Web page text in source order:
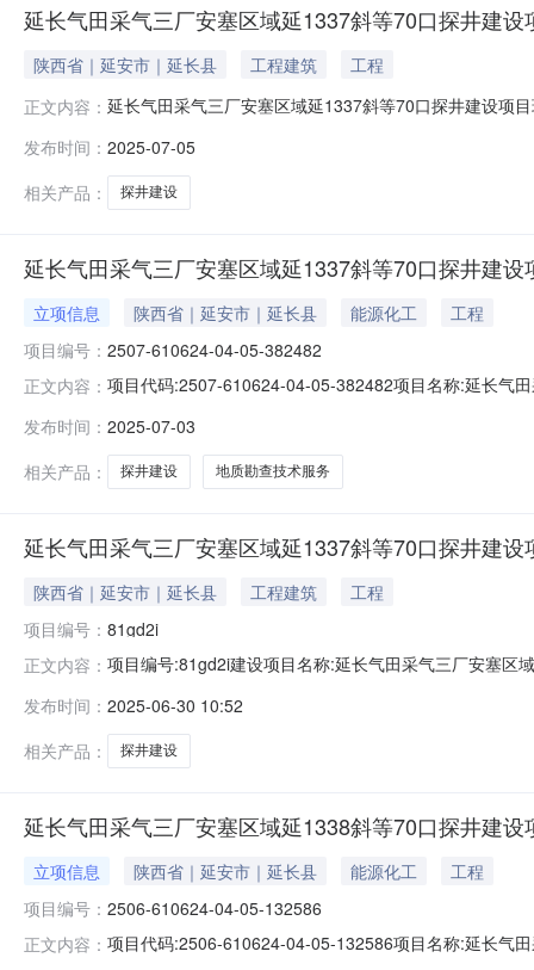
延长气田采气三厂安塞区域延1337斜等70口探井建
陕西省｜延安市｜延长县 工程建筑
工程
正文内容： 延长气田采气三厂安塞区域延1337斜等70口探井建设项
称：延长气田采气三厂安塞区域延1337斜等70口探井建
天然气勘探井，建设内容主要包括钻前
发布时间： 2025-07-05
相关产品：
探井建设
延长气田采气三厂安塞区域延1337斜等70口探井建设
立项信息 陕西省｜延安市｜延长县 能源化工
工程
项目编号： 2507-610624-04-05-382482
正文内容： 项目代码:2507-610624-04-05-382482项目名称:延长气
务业-地质勘查-地质勘查技术服务项目总投资:35000（
发布时间： 2025-07-03
相关产品：
探井建设 地质勘查技术服务
延长气田采气三厂安塞区域延1337斜等70口探井建设
陕西省｜延安市｜延长县 工程建筑
工程
项目编号： 81gd2i
正文内容： 项目编号:81gd2i建设项目名称:延长气田采气三厂安塞区
田采气三厂建设单位社会信用代码：
单位名称：陕
发布时间： 2025-06-30 10:52
相关产品：
探井建设
延长气田采气三厂安塞区域延1338斜等70口探井建设
立项信息 陕西省｜延安市｜延长县 能源化工
工程
项目编号： 2506-610624-04-05-132586
正文内容： 项目代码:2506-610624-04-05-132586项目名称:延长气